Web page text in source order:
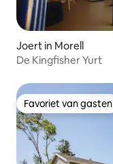
Joert in Morell
De Kingfisher Yurt
Favoriet van gasten
Favoriet van gasten